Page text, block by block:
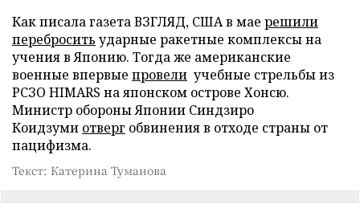
Как писала газета ВЗГЛЯД, США в мае решили
перебросить ударные ракетные комплексы на
учения в Японию. Тогда же американские
военные впервые провели учебные стрельбы из
РСЗО HIMARS на японском острове Хонсю.
Министр обороны Японии Синдзиро
Коидзуми отверг обвинения в отходе страны от
пацифизма.
Текст: Катерина Туманова